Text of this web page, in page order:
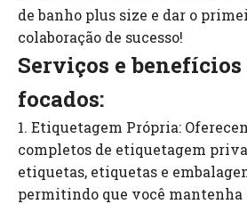
de banho plus size e dar o
colaboração de sucesso!
Serviços e
focados:
1. Etiquetagem Própria:
completos de etiquetagem
etiquetas, etiquetas e
permitindo que você mantenha